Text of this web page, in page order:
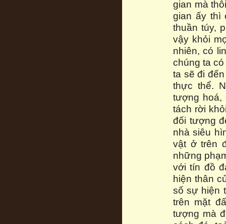
gian mà
gian ấy thì
thuần túy,
vậy khỏi
nhiên, có
chúng ta
ta sẽ đi
thực thể.
tượng hoá,
tách rời
đối tượng
nhà siêu
vật ở trên
những
với tín đồ
hiện thân
số sự hiện
trên mặt
tượng mà